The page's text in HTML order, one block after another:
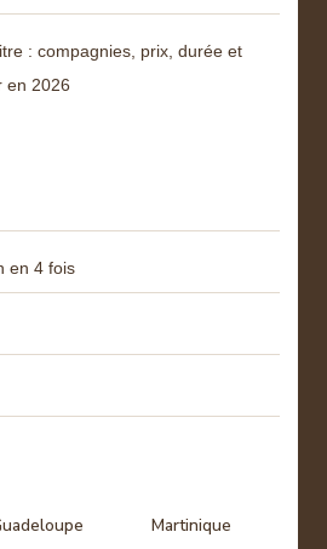
: compagnies, prix, durée et
en 2026
en 4 fois
Martinique